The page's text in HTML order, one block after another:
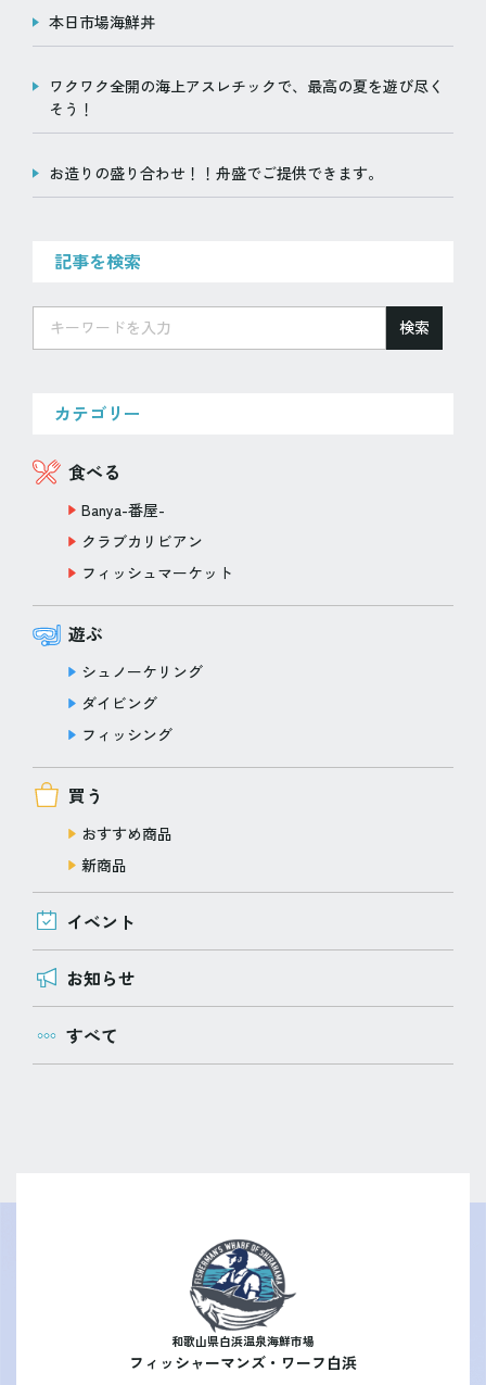
本日市場海鮮丼
ワクワク全開の海上アスレチックで、最高の夏を遊び尽く
そう！
お造りの盛り合わせ！！舟盛でご提供できます。
記事を検索
検索
カテゴリー
食べる
Banya-番屋-
クラブカリビアン
フィッシュマーケット
遊ぶ
シュノーケリング
ダイビング
フィッシング
買う
おすすめ商品
新商品
イベント
お知らせ
すべて
和歌山県白浜温泉海鮮市場
フィッシャーマンズ・ワーフ白浜